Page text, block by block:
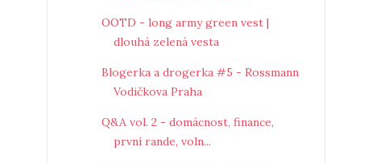
OOTD - long army green vest |
dlouhá zelená vesta
Blogerka a drogerka #5 - Rossmann
Vodičkova Praha
Q&A vol. 2 - domácnost, finance,
první rande, voln...